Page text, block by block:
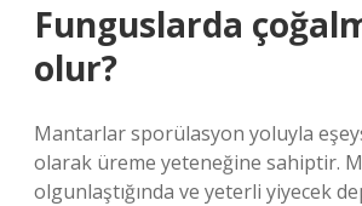
Funguslarda
olur?
Mantarlar sporülasyon yoluyla
olarak üreme yeteneğine sahiptir.
olgunlaştığında ve yeterli yiyecek